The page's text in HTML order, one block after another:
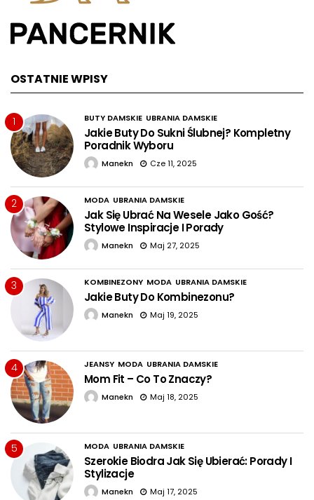
OSTATNIE WPISY
1 BUTY DAMSKIE UBRANIA DAMSKIE
Jakie Buty Do Sukni Ślubnej? Kompletny
Poradnik Wyboru
Manekn Cze 11, 2025
2 MODA UBRANIA DAMSKIE
Jak Się Ubrać Na Wesele Jako Gość?
Stylowe Inspiracje I Porady
Manekn Maj 27, 2025
3 KOMBINEZONY MODA UBRANIA DAMSKIE
Jakie Buty Do Kombinezonu?
Manekn Maj 19, 2025
4 JEANSY MODA UBRANIA DAMSKIE
Mom Fit – Co To Znaczy?
Manekn Maj 18, 2025
5 MODA UBRANIA DAMSKIE
Szerokie Biodra Jak Się Ubierać: Porady I
Stylizacje
Manekn Maj 17, 2025